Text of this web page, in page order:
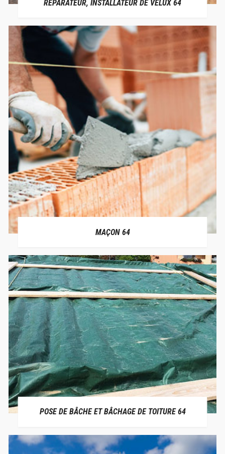
RÉPARATEUR, INSTALLATEUR DE VELUX 64
MAÇON 64
POSE DE BÂCHE ET BÂCHAGE DE TOITURE 64